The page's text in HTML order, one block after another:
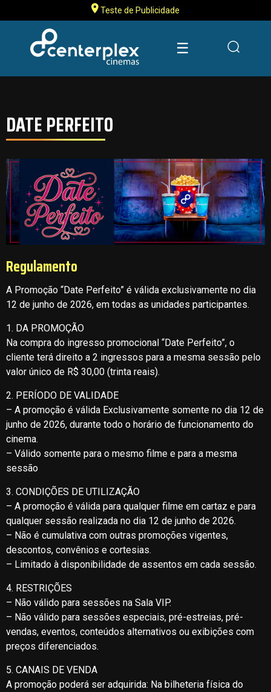
Teste de Publicidade
☰
DATE PERFEITO
Regulamento
A Promoção “Date Perfeito” é válida exclusivamente no dia
12 de junho de 2026, em todas as unidades participantes.
1. DA PROMOÇÃO
Na compra do ingresso promocional “Date Perfeito”, o
cliente terá direito a 2 ingressos para a mesma sessão pelo
valor único de R$ 30,00 (trinta reais).
2. PERÍODO DE VALIDADE
– A promoção é válida Exclusivamente somente no dia 12 de
junho de 2026, durante todo o horário de funcionamento do
cinema.
– Válido somente para o mesmo filme e para a mesma
sessão
3. CONDIÇÕES DE UTILIZAÇÃO
– A promoção é válida para qualquer filme em cartaz e para
qualquer sessão realizada no dia 12 de junho de 2026.
– Não é cumulativa com outras promoções vigentes,
descontos, convênios e cortesias.
– Limitado à disponibilidade de assentos em cada sessão.
4. RESTRIÇÕES
– Não válido para sessões na Sala VIP.
– Não válido para sessões especiais, pré-estreias, pré-
vendas, eventos, conteúdos alternativos ou exibições com
preços diferenciados.
5. CANAIS DE VENDA
A promoção poderá ser adquirida: Na bilheteria física do